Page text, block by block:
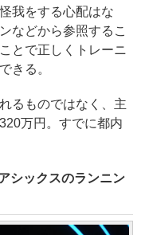
我をする心配はな
などから参照するこ
とで正しくトレーニ
きる。
るものではなく、主
万円。すでに都内
シックスのランニン